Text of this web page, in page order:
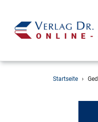
Startseite ›